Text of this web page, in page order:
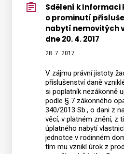
Sdělení k Informaci
o prominutí
nabytí nemovitých
dne 20. 4. 2017
28. 7. 2017
V zájmu právní jistoty
příslušenství daně
si poplatník nezákonně
podle § 7 zákonného
340/2013 Sb., o dani z
věcí, v platném znění, z
úplatného nabytí
jednotce v rodinném
tím mu vznikl úrok z